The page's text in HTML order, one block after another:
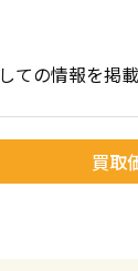
ての情報を掲
買取